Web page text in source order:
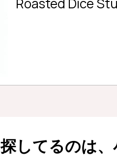
探してるのは